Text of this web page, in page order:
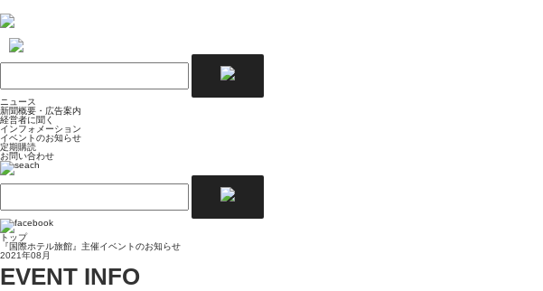
ニュース
新聞概要・広告案内
経営者に聞く
インフォメーション
イベントのお知らせ
定期購読
お問い合わせ
トップ
『国際ホテル旅館』主催イベントのお知らせ
2021年08月
EVENT INFO